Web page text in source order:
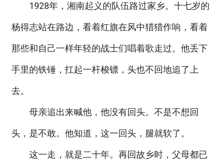
1928年，湘南起义的队伍路过家乡。十七岁的
杨得志站在路边，看着红旗在风中猎猎作响，看着
那些和自己一样年轻的战士们唱着歌走过。他丢下
手里的铁锤，扛起一杆梭镖，头也不回地追了上
去。
母亲追出来喊他，他没有回头。不是不想回
头，是不敢。他知道，这一回头，腿就软了。
这一走，就是二十年。再回故乡时，父母都已